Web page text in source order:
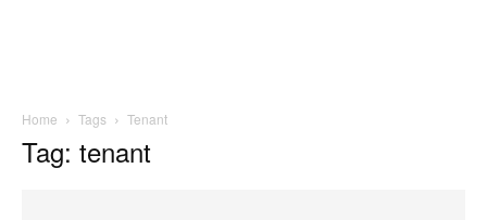
Home Tags Tenant
Tag: tenant